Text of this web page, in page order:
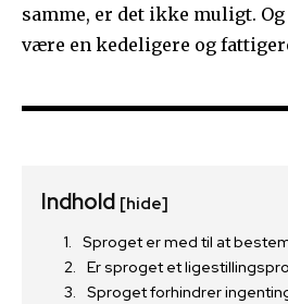
samme, er det ikke muligt.
være en kedeligere og
Indhold [hide]
Sproget er med til at
Er sproget et
Sproget forhindrer